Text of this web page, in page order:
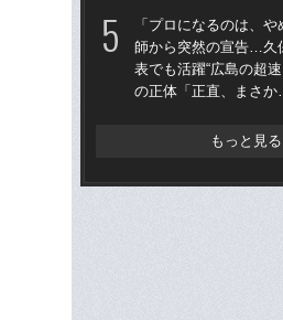
「プロになるのは、
師から突然の宣告…久
表でも活躍“広島の超
の正体「正直、まさか
もっと見る